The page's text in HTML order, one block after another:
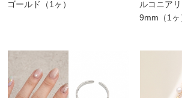
ゴールド（1ヶ）
ルコニア
9mm（1ヶ